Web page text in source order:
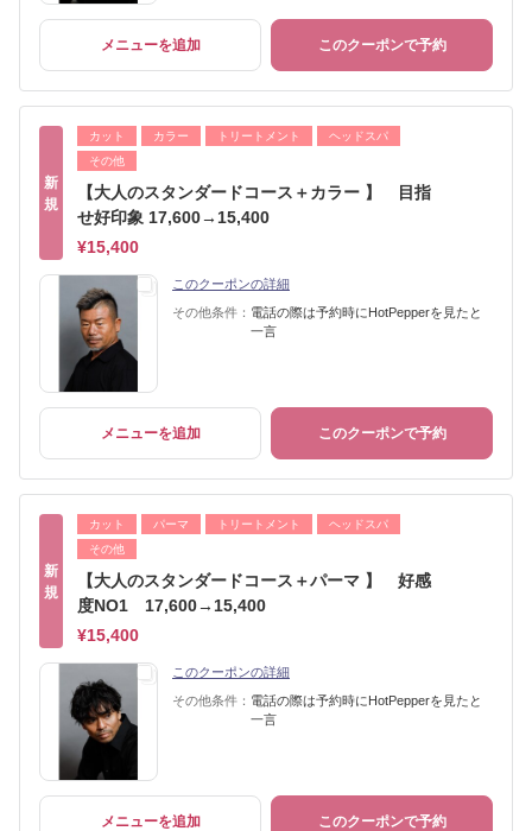
メニューを追加 このクーポンで予約
新
規
カット カラー トリートメント
ヘッドスパ
その他
【大人のスタンダードコース＋カラー 】 目指
せ好印象 17,600→15,400
¥15,400
このクーポンの詳細
その他条件： 電話の際は予約時にHotPepperを見たと
一言
メニューを追加 このクーポンで予約
新
規
カット パーマ トリートメント
ヘッドスパ
その他
【大人のスタンダードコース＋パーマ 】 好感
度NO1 17,600→15,400
¥15,400
このクーポンの詳細
その他条件： 電話の際は予約時にHotPepperを見たと
一言
メニューを追加 このクーポンで予約